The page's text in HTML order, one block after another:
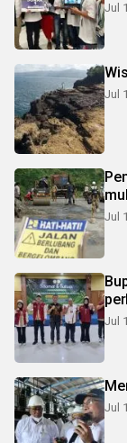
Jul
Jul
Jul
Jul
Jul